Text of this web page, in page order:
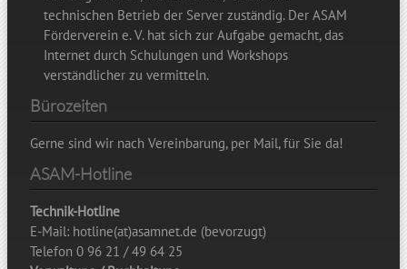
technischen Betrieb der Server zuständig. Der ASAM
Förderverein e. V. hat sich zur Aufgabe gemacht, das
Internet durch Schulungen und Workshops
verständlicher zu vermitteln.
Bürozeiten
Gerne sind wir nach Vereinbarung, per Mail, für Sie da!
ASAM-Hotline
Technik-Hotline
E-Mail: hotline(at)asamnet.de (bevorzugt)
Telefon 0 96 21 / 49 64 25